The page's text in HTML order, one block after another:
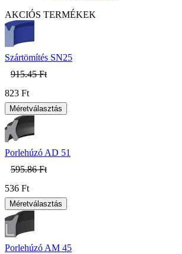
AKCIÓS TERMÉKEK
Szártömítés SN25
915.45 Ft
823 Ft
Porlehúzó AD 51
595.86 Ft
536 Ft
Porlehúzó AM 45